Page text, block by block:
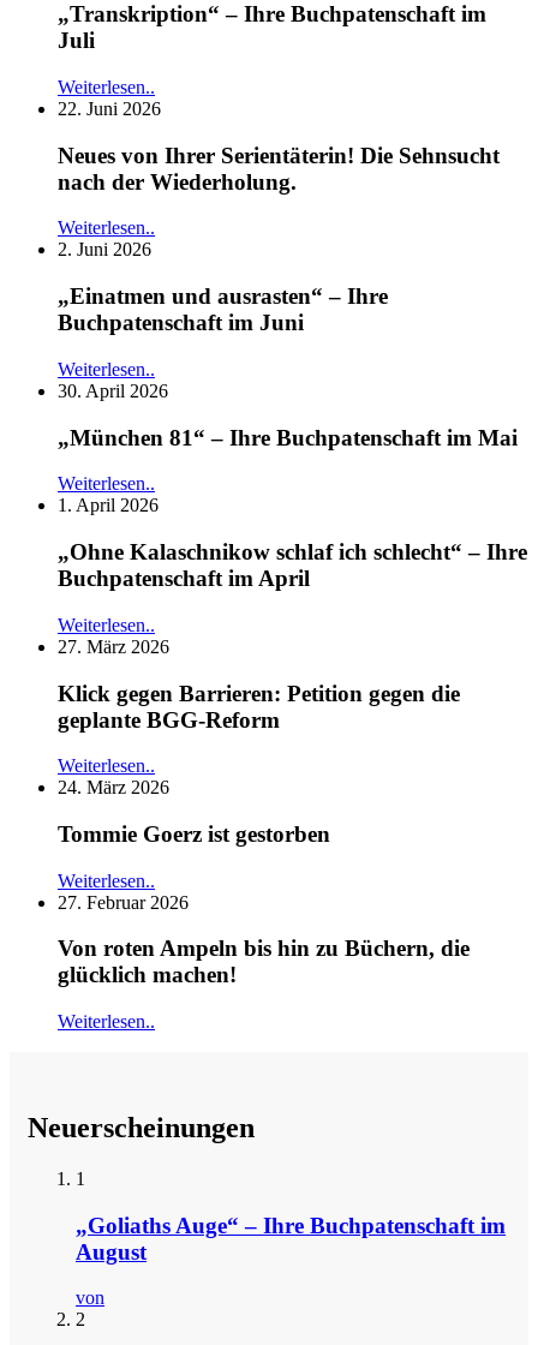
„Transkription“ – Ihre Buchpatenschaft im
Juli
Weiterlesen..
22. Juni 2026
Neues von Ihrer Serientäterin! Die Sehnsucht
nach der Wiederholung.
Weiterlesen..
2. Juni 2026
„Einatmen und ausrasten“ – Ihre
Buchpatenschaft im Juni
Weiterlesen..
30. April 2026
„München 81“ – Ihre Buchpatenschaft im Mai
Weiterlesen..
1. April 2026
„Ohne Kalaschnikow schlaf ich schlecht“ – Ihre
Buchpatenschaft im April
Weiterlesen..
27. März 2026
Klick gegen Barrieren: Petition gegen die
geplante BGG-Reform
Weiterlesen..
24. März 2026
Tommie Goerz ist gestorben
Weiterlesen..
27. Februar 2026
Von roten Ampeln bis hin zu Büchern, die
glücklich machen!
Weiterlesen..
Neuerscheinungen
1
„Goliaths Auge“ – Ihre Buchpatenschaft im
August
von
2